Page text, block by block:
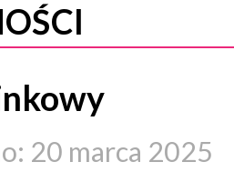
20 marca 2025